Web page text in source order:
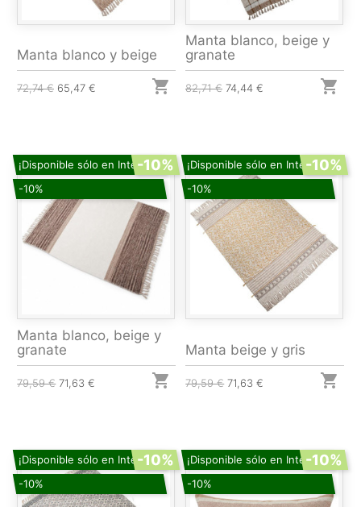
Manta blanco y beige
72,74 € 65,47 € 
Manta blanco, beige y
granate
82,71 € 74,44 € 
¡Disponible sólo en Internet!
-10%
-10%
Manta blanco, beige y
granate
79,59 € 71,63 € 
¡Disponible sólo en Internet!
-10%
-10%
Manta beige y gris
79,59 € 71,63 € 
¡Disponible sólo en Internet!
-10%
-10%
¡Disponible sólo en Internet!
-10%
-10%